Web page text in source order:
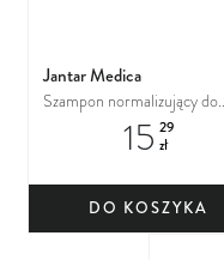
Jantar Medica
Szampon normalizujący do
włosów przetłuszczających się
15 29
zł
DO KOSZYKA